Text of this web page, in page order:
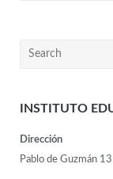
INSTITUTO
Dirección
Pablo de Guzmán